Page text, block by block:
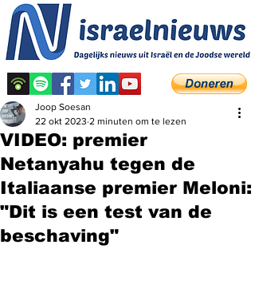
VIDEO: premier
Netanyahu tegen de
Italiaanse premier Meloni:
"Dit is een test van de
beschaving"
Joop Soesan
22 okt 2023 2 minuten om te lezen